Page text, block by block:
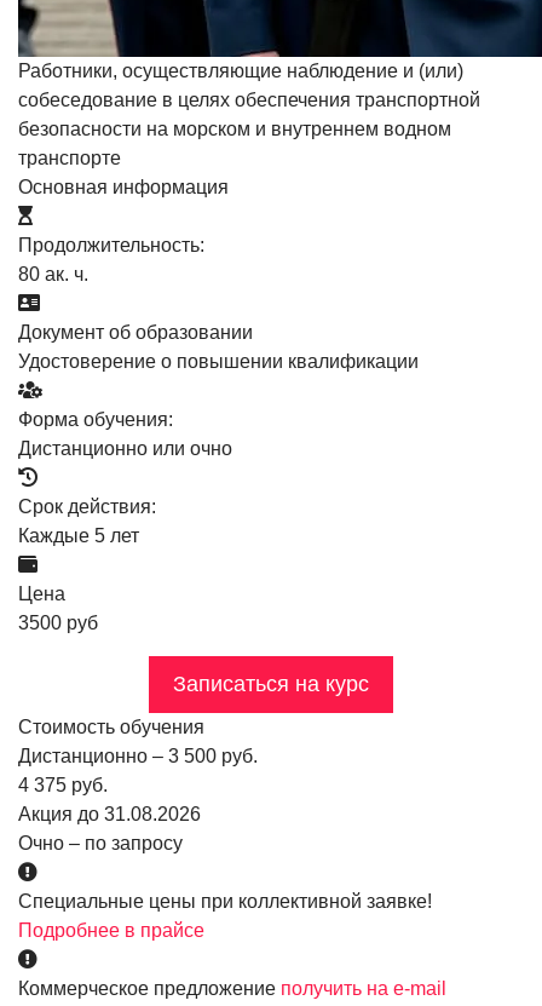
Работники, осуществляющие наблюдение и (или)
собеседование в целях обеспечения транспортной
безопасности на морском и внутреннем водном
транспорте
Основная информация
Продолжительность:
80 ак. ч.
Документ об образовании
Удостоверение о повышении квалификации
Форма обучения:
Дистанционно или очно
Срок действия:
Каждые 5 лет
Цена
3500 руб
Записаться на курс
Стоимость обучения
Дистанционно – 3 500 руб.
4 375 руб.
Акция до 31.08.2026
Очно – по запросу
Специальные цены при коллективной заявке!
Подробнее в прайсе
Коммерческое предложение получить на e-mail